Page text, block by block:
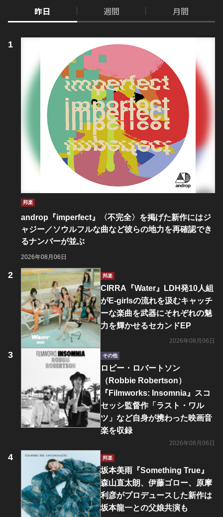
昨日 週間 月間
邦楽
androp『imperfect』〈不完全〉を掲げた新作にはジ
ャジー／ソウルフルな曲など彼らの地力を再確認でき
るナンバーが並ぶ
2026年08月06日
邦楽
CIRRA『Water』LDH発10人組
がE-girlsの流れを汲むキャッチ
ーな楽曲を武器にそれぞれの魅
力を輝かせるセカンドEP
2026年08月06日
その他
ロビー・ロバートソン
（Robbie Robertson）
『Filmworks: Insomnia』スコ
セッシ監督作「ラスト・ワル
ツ」など自身が携わった映画音
楽を収録
2026年08月06日
邦楽
坂本美雨『Something True』
森山直太朗、伊藤ゴロー、原摩
利彦がプロデュースした新作は
坂本龍一との父娘共演も